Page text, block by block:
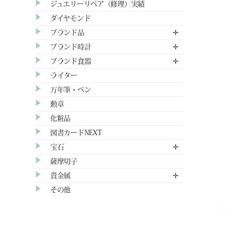
ジュエリーリペア（修理）実績
ダイヤモンド
ブランド品 ✛
ブランド時計 ✛
ブランド食器 ✛
ライター
万年筆・ペン
勲章
化粧品
図書カードNEXT
宝石 ✛
薩摩切子
貴金属 ✛
その他